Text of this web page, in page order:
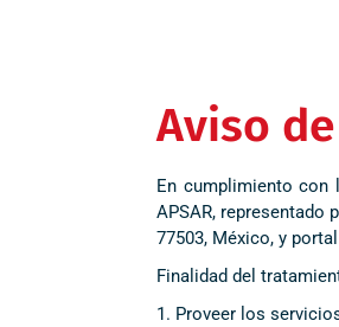
Aviso
En cumplimiento con
APSAR, representado
77503, México, y
Finalidad del
1. Proveer los